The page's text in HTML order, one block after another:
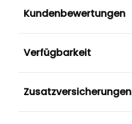
Kundenbewertungen
Verfügbarkeit
Zusatzversicherungen